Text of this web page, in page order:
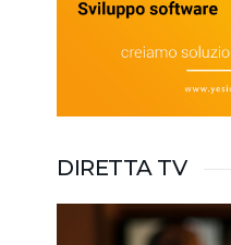
DIRETTA TV